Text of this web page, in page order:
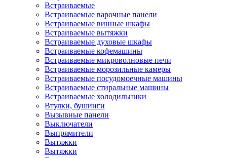
Встраиваемые
Встраиваемые варочные панели
Встраиваемые винные шкафы
Встраиваемые вытяжки
Встраиваемые духовые шкафы
Встраиваемые кофемашины
Встраиваемые микроволновые печи
Встраиваемые морозильные камеры
Встраиваемые посудомоечные машины
Встраиваемые стиральные машины
Встраиваемые холодильники
Втулки, бушинги
Вызывные панели
Выключатели
Выпрямители
Вытяжки
Вытяжки